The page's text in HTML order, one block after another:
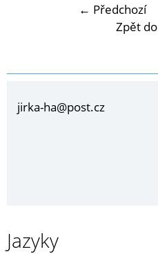
← Předchozí
Zpět
jirka-ha@post.cz
Jazyky